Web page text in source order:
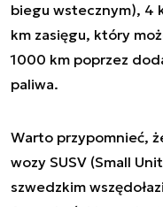
biegu wstecznym), 4
km zasięgu, który
1000 km poprzez
paliwa.
Warto przypomnieć,
wozy SUSV (Small
szwedzkim